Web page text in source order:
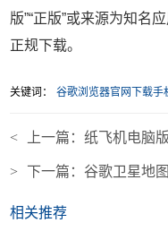
版”“正版”或来源为知名
正规下载。
关键词： 谷歌浏览器官网下载手
< 上一篇：纸飞机电脑
> 下一篇：谷歌卫星地
相关推荐